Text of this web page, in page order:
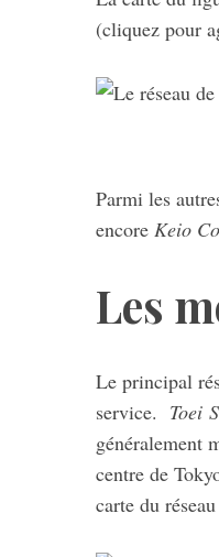
(cliquez pour
Parmi les
encore Keio
Les
Le principal
service. Toei
généralement
centre de
carte du